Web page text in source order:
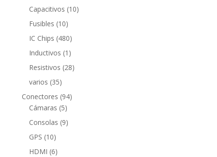
productos
Capacitivos 1010
Fusibles 1010
productos
IC Chips 480480
productos
Inductivos 1 1
producto
Resistivos 2828
varios 3535
productos
Conectores 9494
Cámaras 55
productos
Consolas 99
GPS 1010
productos
HDMI 66